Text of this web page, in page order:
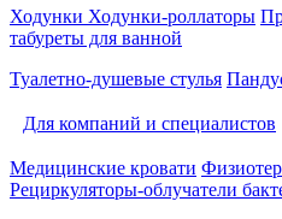
Ходунки Ходунки-роллаторы
табуреты для ванной
Туалетно-душевые стулья
Для компаний и специалистов
Медицинские кровати
Рециркуляторы-облучатели